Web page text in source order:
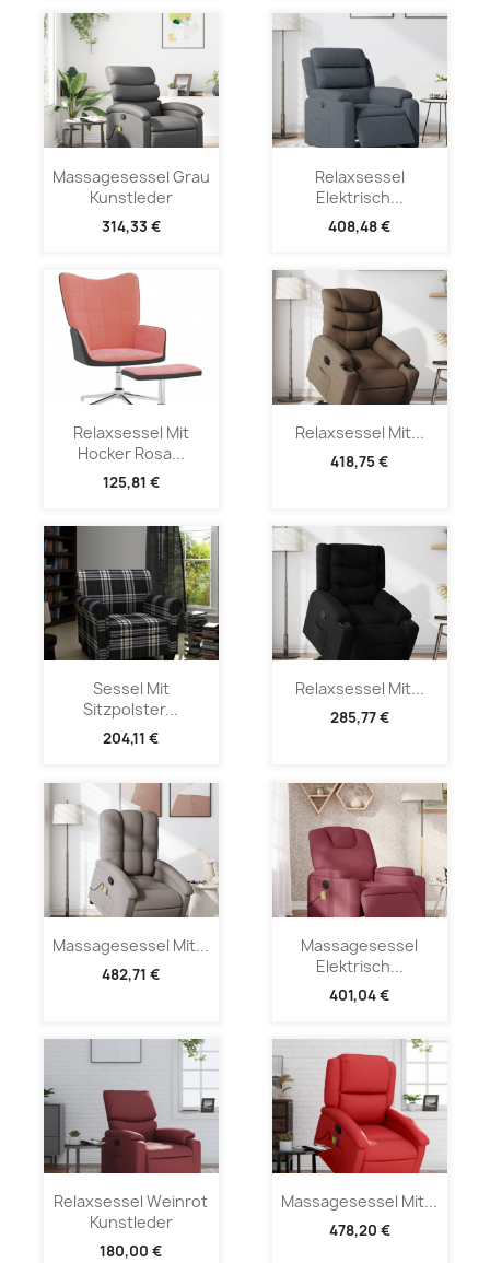
Massagesessel Grau
Kunstleder
314,33 €
Relaxsessel
Elektrisch...
408,48 €
Relaxsessel Mit
Hocker Rosa...
125,81 €
Relaxsessel Mit...
418,75 €
Sessel Mit
Sitzpolster...
204,11 €
Relaxsessel Mit...
285,77 €
Massagesessel Mit...
482,71 €
Massagesessel
Elektrisch...
401,04 €
Relaxsessel Weinrot
Kunstleder
180,00 €
Massagesessel Mit...
478,20 €